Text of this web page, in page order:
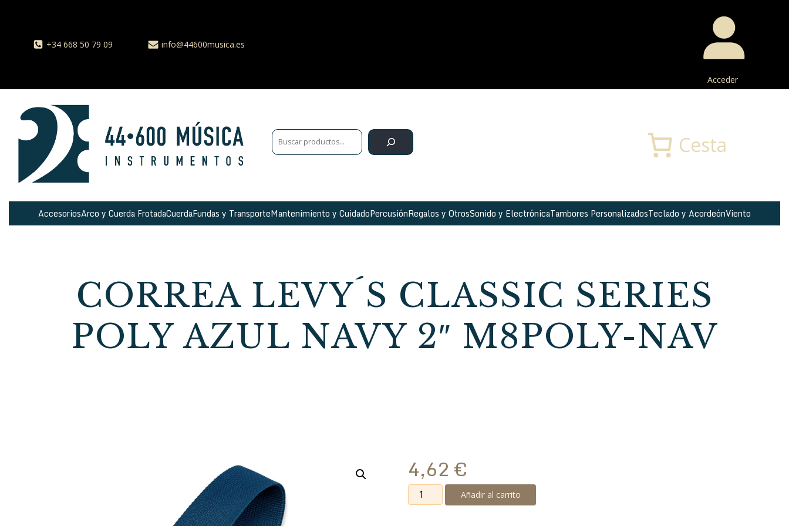
+34 668 50 79 09 info@44600musica.es
Acceder
Cesta
AccesoriosArco y Cuerda FrotadaCuerdaFundas y TransporteMantenimiento y CuidadoPercusiónRegalos y OtrosSonido y ElectrónicaTambores PersonalizadosTeclado y AcordeónViento
CORREA LEVY´S CLASSIC SERIES
POLY AZUL NAVY 2″ M8POLY-NAV
4,62 €
Correa
Levy
Añadir al carrito